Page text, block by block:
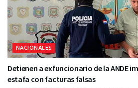
NACIONALES
Detienen a exfuncionario de la ANDE
estafa con facturas falsas